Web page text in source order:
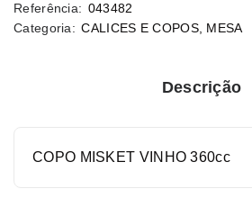
Referência: 043482
Categoria: CALICES E COPOS, MESA
Descrição
COPO MISKET VINHO 360cc